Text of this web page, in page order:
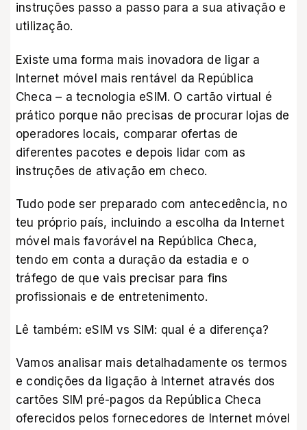
instruções passo a passo para a sua ativação e
utilização.
Existe uma forma mais inovadora de ligar a
Internet móvel mais rentável da República
Checa – a tecnologia eSIM. O cartão virtual é
prático porque não precisas de procurar lojas de
operadores locais, comparar ofertas de
diferentes pacotes e depois lidar com as
instruções de ativação em checo.
Tudo pode ser preparado com antecedência, no
teu próprio país, incluindo a escolha da Internet
móvel mais favorável na República Checa,
tendo em conta a duração da estadia e o
tráfego de que vais precisar para fins
profissionais e de entretenimento.
Lê também: eSIM vs SIM: qual é a diferença?
Vamos analisar mais detalhadamente os termos
e condições da ligação à Internet através dos
cartões SIM pré-pagos da República Checa
oferecidos pelos fornecedores de Internet móvel